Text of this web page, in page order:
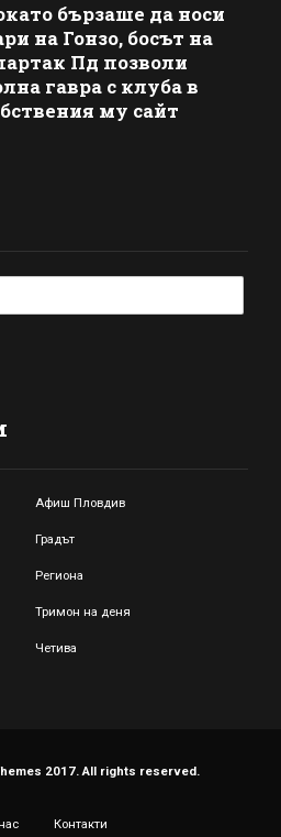
бързаше да носи
на Гонзо, босът на
Пд позволи
гавра с клуба в
му сайт
Афиш Пловдив
Градът
Региона
Тримон на деня
Четива
2017. All rights reserved.
Контакти